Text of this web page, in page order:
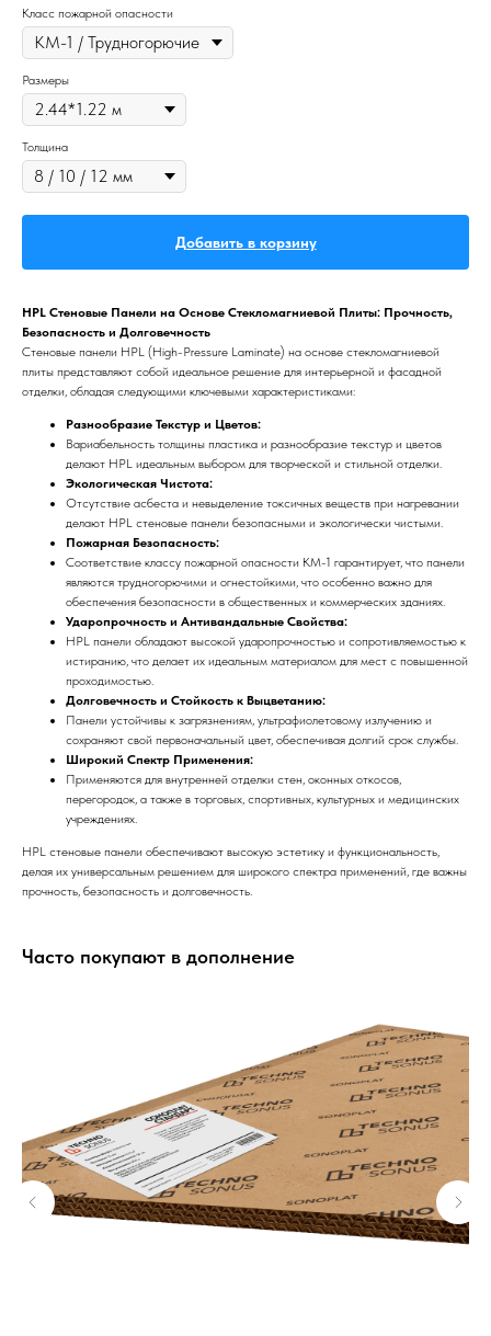
Класс пожарной опасности
Размеры
Толщина
Добавить в корзину
HPL Стеновые Панели на Основе Стекломагниевой Плиты: Прочность,
Безопасность и Долговечность
Стеновые панели HPL (High-Pressure Laminate) на основе стекломагниевой
плиты представляют собой идеальное решение для интерьерной и фасадной
отделки, обладая следующими ключевыми характеристиками:
Разнообразие Текстур и Цветов:
Вариабельность толщины пластика и разнообразие текстур и цветов
делают HPL идеальным выбором для творческой и стильной отделки.
Экологическая Чистота:
Отсутствие асбеста и невыделение токсичных веществ при нагревании
делают HPL стеновые панели безопасными и экологически чистыми.
Пожарная Безопасность:
Соответствие классу пожарной опасности КМ-1 гарантирует, что панели
являются трудногорючими и огнестойкими, что особенно важно для
обеспечения безопасности в общественных и коммерческих зданиях.
Ударопрочность и Антивандальные Свойства:
HPL панели обладают высокой ударопрочностью и сопротивляемостью к
истиранию, что делает их идеальным материалом для мест с повышенной
проходимостью.
Долговечность и Стойкость к Выцветанию:
Панели устойчивы к загрязнениям, ультрафиолетовому излучению и
сохраняют свой первоначальный цвет, обеспечивая долгий срок службы.
Широкий Спектр Применения:
Применяются для внутренней отделки стен, оконных откосов,
перегородок, а также в торговых, спортивных, культурных и медицинских
учреждениях.
HPL стеновые панели обеспечивают высокую эстетику и функциональность,
делая их универсальным решением для широкого спектра применений, где важны
прочность, безопасность и долговечность.
Часто покупают в дополнение